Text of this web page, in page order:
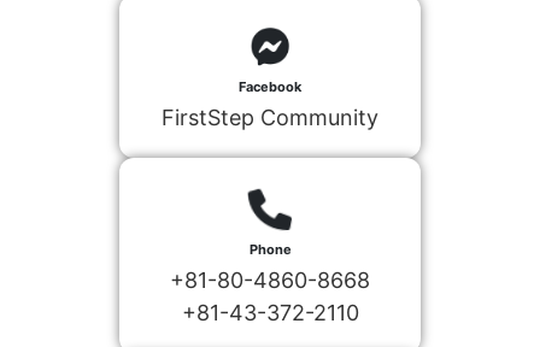
Facebook
FirstStep Community
Phone
+81-80-4860-8668
+81-43-372-2110